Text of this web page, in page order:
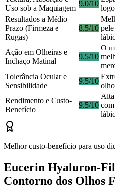
Uso sob a Maquiagem
9.0/10
Resultados a Médio
Prazo (Firmeza e
Rugas)
8.5/10 pele
Ação em Olheiras e
Inchaço Matinal
9.5/10
O
Tolerância Ocular e
Sensibilidade
9.5/10
Rendimento e Custo-
Benefício
9.5/10
Alta
Melhor custo-benefício para uso
Eucerin Hyaluron-
Contorno dos Olhos